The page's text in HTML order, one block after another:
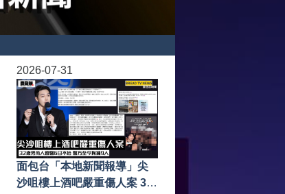
2026-07-31
面包台「本地新聞報導」尖
沙咀樓上酒吧嚴重傷人案 32